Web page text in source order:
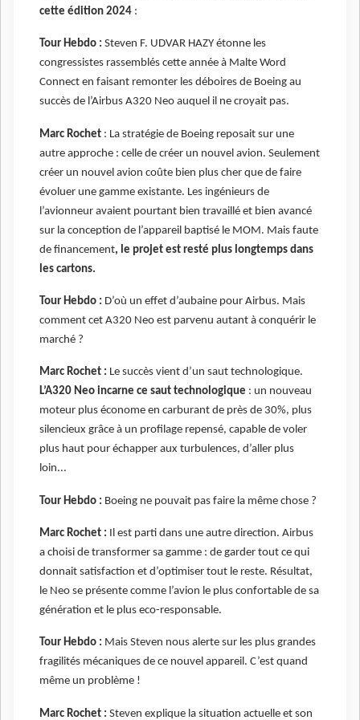
cette édition 2024 :
Tour Hebdo : Steven F. UDVAR HAZY étonne les
congressistes rassemblés cette année à Malte Word
Connect en faisant remonter les déboires de Boeing au
succès de l’Airbus A320 Neo auquel il ne croyait pas.
Marc Rochet : La stratégie de Boeing reposait sur une
autre approche : celle de créer un nouvel avion. Seulement
créer un nouvel avion coûte bien plus cher que de faire
évoluer une gamme existante. Les ingénieurs de
l’avionneur avaient pourtant bien travaillé et bien avancé
sur la conception de l’appareil baptisé le MOM. Mais faute
de financement, le projet est resté plus longtemps dans
les cartons.
Tour Hebdo : D’où un effet d’aubaine pour Airbus. Mais
comment cet A320 Neo est parvenu autant à conquérir le
marché ?
Marc Rochet : Le succès vient d’un saut technologique.
L’A320 Neo incarne ce saut technologique : un nouveau
moteur plus économe en carburant de près de 30%, plus
silencieux grâce à un profilage repensé, capable de voler
plus haut pour échapper aux turbulences, d’aller plus
loin...
Tour Hebdo : Boeing ne pouvait pas faire la même chose ?
Marc Rochet : Il est parti dans une autre direction. Airbus
a choisi de transformer sa gamme : de garder tout ce qui
donnait satisfaction et d’optimiser tout le reste. Résultat,
le Neo se présente comme l’avion le plus confortable de sa
génération et le plus eco-responsable.
Tour Hebdo : Mais Steven nous alerte sur les plus grandes
fragilités mécaniques de ce nouvel appareil. C’est quand
même un problème !
Marc Rochet : Steven explique la situation actuelle et son